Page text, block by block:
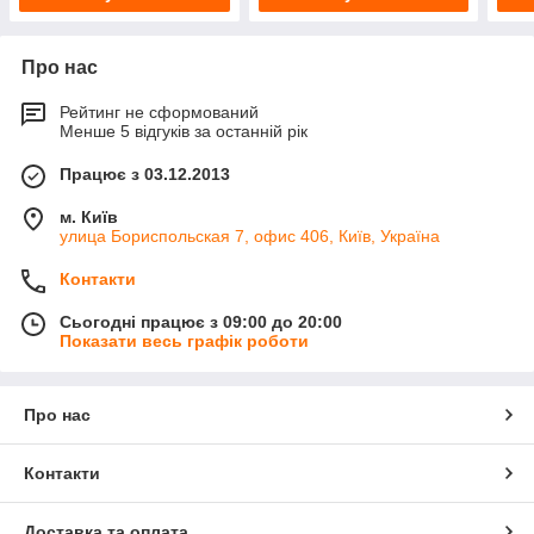
Про нас
Рейтинг не сформований
Менше 5 відгуків за останній рік
Працює з 03.12.2013
м. Київ
улица Бориспольская 7, офис 406, Київ, Україна
Контакти
Сьогодні працює з 09:00 до 20:00
Показати весь графік роботи
Про нас
Контакти